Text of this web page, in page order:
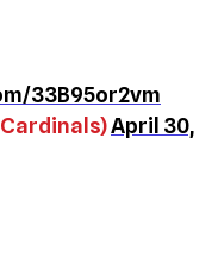
33B95or2vm
April 30,